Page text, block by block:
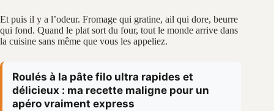
Et puis il y a l’odeur. Fromage qui gratine, ail qui dore, beurre
qui fond. Quand le plat sort du four, tout le monde arrive dans
la cuisine sans même que vous les appeliez.
Roulés à la pâte filo ultra rapides et
délicieux : ma recette maligne pour un
apéro vraiment express